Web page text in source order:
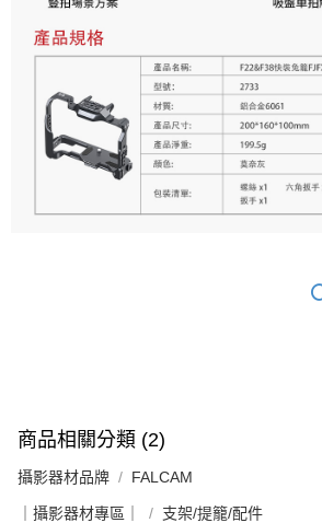
商品相關分類 (2)
攝影器材品牌 FALCAM
｜攝影器材專區｜ 支架/提籠/配件